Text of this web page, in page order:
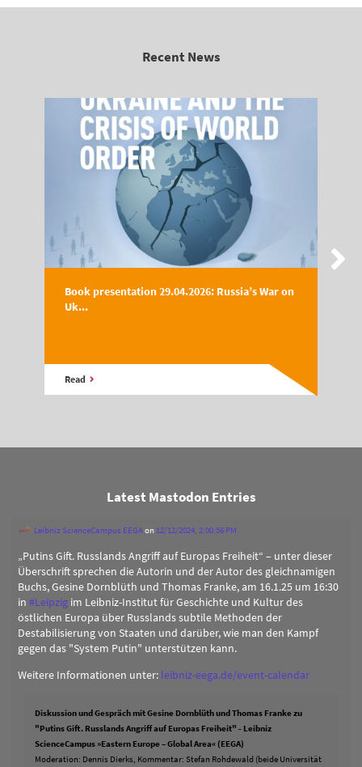
Recent News
Book presentation 29.04.2026: Russia’s War on
Uk...
Read
Latest Mastodon Entries
Leibniz ScienceCampus EEGAon 12/12/2024, 2:00:56 PM
„Putins Gift. Russlands Angriff auf Europas Freiheit“ – unter dieser
Überschrift sprechen die Autorin und der Autor des gleichnamigen
Buchs, Gesine Dornblüth und Thomas Franke, am 16.1.25 um 16:30
in #Leipzig im Leibniz-Institut für Geschichte und Kultur des
östlichen Europa über Russlands subtile Methoden der
Destabilisierung von Staaten und darüber, wie man den Kampf
gegen das "System Putin" unterstützen kann.
Weitere Informationen unter: leibniz-eega.de/event-calendar
Diskussion und Gespräch mit Gesine Dornblüth und Thomas Franke zu
"Putins Gift. Russlands Angriff auf Europas Freiheit" - Leibniz
ScienceCampus »Eastern Europe – Global Area« (EEGA)
Moderation: Dennis Dierks, Kommentar: Stefan Rohdewald (beide Universität